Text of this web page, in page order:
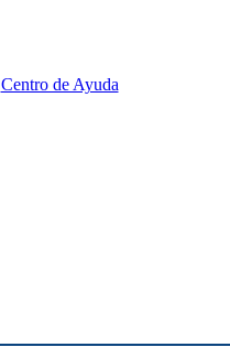
Centro de Ayuda